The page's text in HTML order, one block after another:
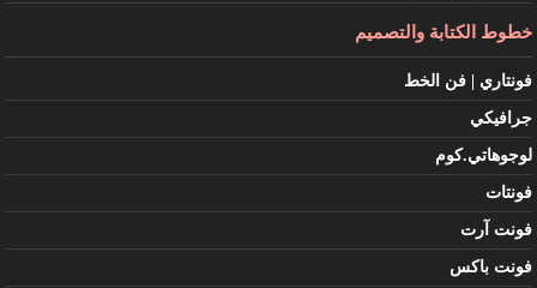
خطوط الكتابة والتصميم
فونتاري | فن الخط
جرافيكي
لوجوهاتي.كوم
فونتات
فونت آرت
فونت باكس